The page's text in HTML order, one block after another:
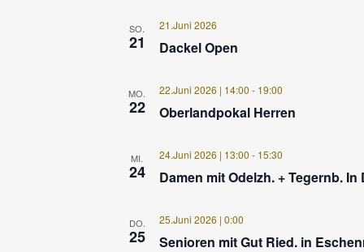
SO.
21 Dackel Open
21.Juni 2026
MO.
22 Oberlandpokal Herren
22.Juni 2026 | 14:00 - 19:00
MI.
24 Damen mit Odelzh. + Tegernb. In
24.Juni 2026 | 13:00 - 15:30
DO.
25 Senioren mit Gut Ried. in
25.Juni 2026 | 0:00